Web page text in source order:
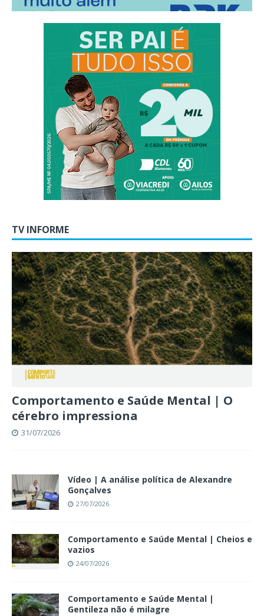
TV INFORME
Comportamento e Saúde Mental | O
cérebro impressiona
31/07/2026
Vídeo | A análise política de Alexandre
Gonçalves
27/07/2026
Comportamento e Saúde Mental | Cheios e
vazios
24/07/2026
Comportamento e Saúde Mental |
Gentileza não é milagre